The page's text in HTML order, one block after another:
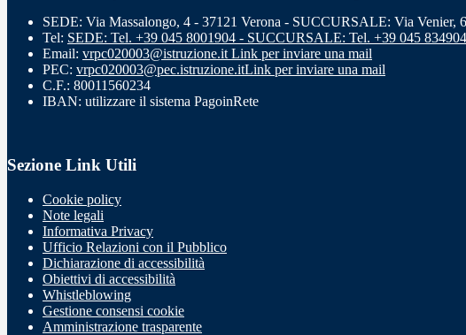
SEDE: Via Massalongo, 4 - 37121 Verona - SUCCURSALE: Via Venier,
Tel: SEDE: Tel. +39 045 8001904 - SUCCURSALE: Tel. +39 045
Email: vrpc020003@istruzione.it Link per inviare una mail
PEC: vrpc020003@pec.istruzione.itLink per inviare una mail
C.F.: 80011560234
IBAN: utilizzare il sistema PagoinRete
Sezione Link Utili
Cookie policy
Note legali
Informativa Privacy
Ufficio Relazioni con il Pubblico
Dichiarazione di accessibilità
Obiettivi di accessibilità
Whistleblowing
Gestione consensi cookie
Amministrazione trasparente